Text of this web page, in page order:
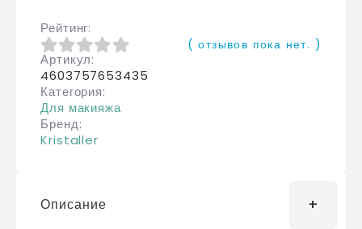
Рейтинг
0из 5
( отзывов пока нет. )
Артикул
4603757653435
Категория
Для макияжа
Бренд
Kristaller
Описание